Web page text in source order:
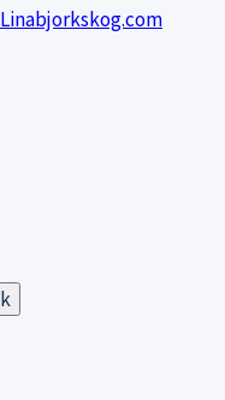
Linabjorkskog.com